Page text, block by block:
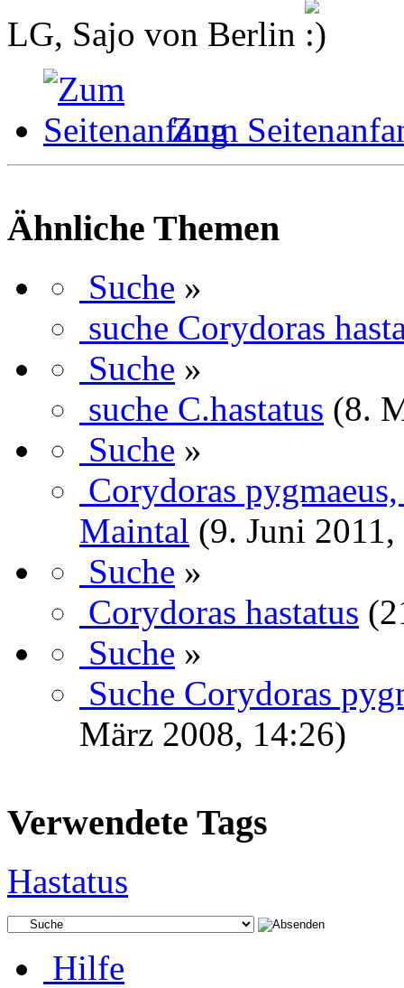
LG, Sajo von Berlin
Zum
Ähnliche Themen
Suche »
suche Corydoras
Suche »
suche C.hastatus (8.
Suche »
Corydoras
Maintal (9. Juni
Suche »
Corydoras hastatus
Suche »
Suche Corydoras
März 2008, 14:26)
Verwendete Tags
Hastatus
Hilfe